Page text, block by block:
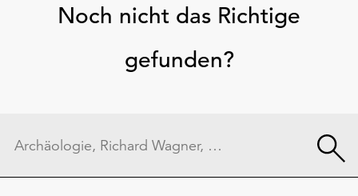
Noch nicht das Richtige
gefunden?